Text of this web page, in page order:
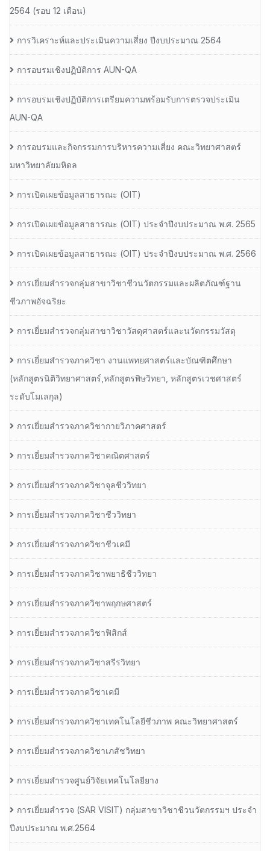
2564 (รอบ 12 เดือน)
การวิเคราะห์และประเมินความเสี่ยง ปีงบประมาณ 2564
การอบรมเชิงปฏิบัติการ AUN-QA
การอบรมเชิงปฏิบัติการเตรียมความพร้อมรับการตรวจประเมิน
AUN-QA
การอบรมและกิจกรรมการบริหารความเสี่ยง คณะวิทยาศาสตร์
มหาวิทยาลัยมหิดล
การเปิดเผยข้อมูลสาธารณะ (OIT)
การเปิดเผยข้อมูลสาธารณะ (OIT) ประจำปีงบประมาณ พ.ศ. 2565
การเปิดเผยข้อมูลสาธารณะ (OIT) ประจำปีงบประมาณ พ.ศ. 2566
การเยี่ยมสำรวจกลุ่มสาขาวิชาชีวนวัตกรรมและผลิตภัณฑ์ฐาน
ชีวภาพอัจฉริยะ
การเยี่ยมสำรวจกลุ่มสาขาวิชาวัสดุศาสตร์และนวัตกรรมวัสดุ
การเยี่ยมสำรวจภาควิชา งานแพทยศาสตร์และบัณฑิตศึกษา
(หลักสูตรนิติวิทยาศาสตร์,หลักสูตรพิษวิทยา, หลักสูตรเวชศาสตร์
ระดับโมเลกุล)
การเยี่ยมสำรวจภาควิชากายวิภาคศาสตร์
การเยี่ยมสำรวจภาควิชาคณิตศาสตร์
การเยี่ยมสำรวจภาควิชาจุลชีววิทยา
การเยี่ยมสำรวจภาควิชาชีววิทยา
การเยี่ยมสำรวจภาควิชาชีวเคมี
การเยี่ยมสำรวจภาควิชาพยาธิชีววิทยา
การเยี่ยมสำรวจภาควิชาพฤกษศาสตร์
การเยี่ยมสำรวจภาควิชาฟิสิกส์
การเยี่ยมสำรวจภาควิชาสรีรวิทยา
การเยี่ยมสำรวจภาควิชาเคมี
การเยี่ยมสำรวจภาควิชาเทคโนโลยีชีวภาพ คณะวิทยาศาสตร์
การเยี่ยมสำรวจภาควิชาเภสัชวิทยา
การเยี่ยมสำรวจศูนย์วิจัยเทคโนโลยียาง
การเยี่ยมสํารวจ (SAR VISIT) กลุ่มสาขาวิชาชีวนวัตกรรมฯ ประจํา
ปีงบประมาณ พ.ศ.2564